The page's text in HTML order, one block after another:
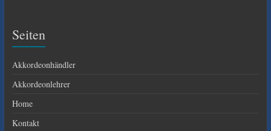
Seiten
Akkordeonhändler
Akkordeonlehrer
Home
Kontakt